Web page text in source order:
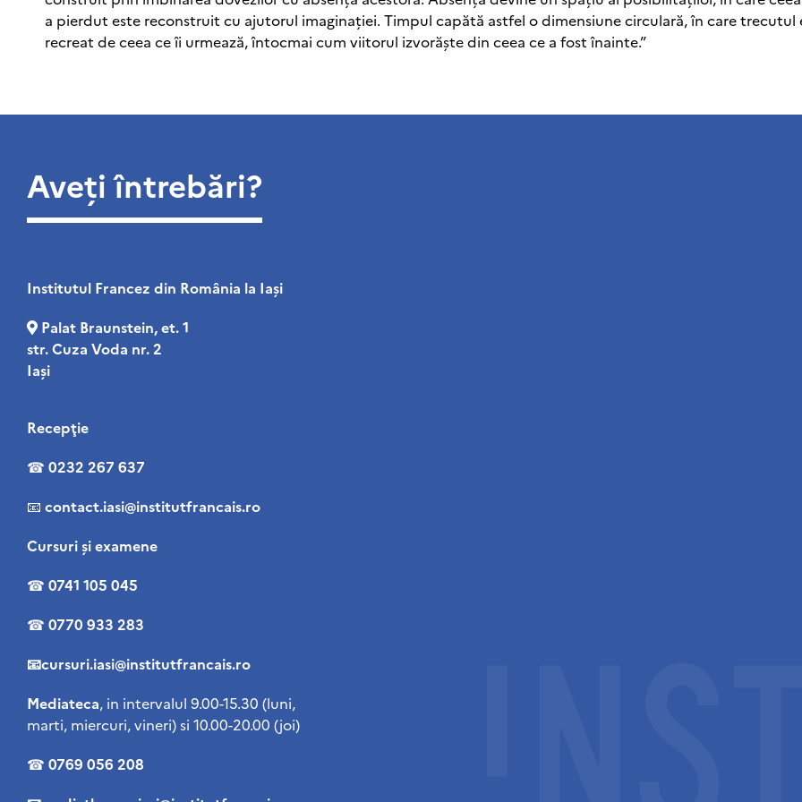
a pierdut este reconstruit cu ajutorul imaginației. Timpul capătă astfel o dimensiune circulară, în care trecutul
recreat de ceea ce îi urmează, întocmai cum viitorul izvorăște din ceea ce a fost înainte.”
Aveți întrebări?
Institutul Francez din România la Iaşi
Palat Braunstein, et. 1
str. Cuza Voda nr. 2
Iași
Recepţie
☎ 0232 267 637
📧 contact.iasi@institutfrancais.ro
Cursuri şi examene
☎ 0741 105 045
☎ 0770 933 283
📧cursuri.iasi@institutfrancais.ro
Mediateca, in intervalul 9.00-15.30 (luni,
marti, miercuri, vineri) si 10.00-20.00 (joi)
☎ 0769 056 208